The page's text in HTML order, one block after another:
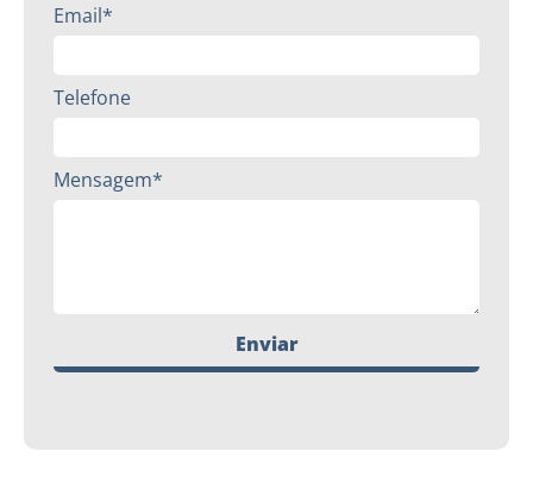
Email*
Telefone
Mensagem*
Enviar